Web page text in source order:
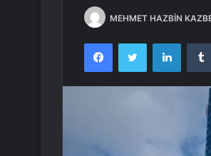
MEHMET HAZBİN
FacebookTwitter